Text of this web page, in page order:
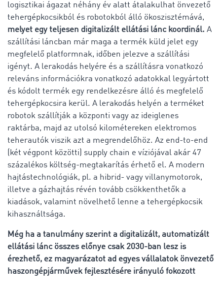
logisztikai ágazat néhány év alatt átalakulhat önvezető
tehergépkocsikból és robotokból álló ökoszisztémává,
melyet egy teljesen digitalizált ellátási lánc koordinál. A
szállítási láncban már maga a termék küld jelet egy
megfelelő platformnak, időben jelezve a szállítási
igényt. A lerakodás helyére és a szállításra vonatkozó
releváns információkra vonatkozó adatokkal legyártott
és kódolt termék egy rendelkezésre álló és megfelelő
tehergépkocsira kerül. A lerakodás helyén a terméket
robotok szállítják a központi vagy az ideiglenes
raktárba, majd az utolsó kilométereken elektromos
teherautók viszik azt a megrendelőhöz. Az end-to-end
(két végpont közötti) supply chain e víziójával akár 47
százalékos költség-megtakarítás érhető el. A modern
hajtástechnológiák, pl. a hibrid- vagy villanymotorok,
illetve a gázhajtás révén tovább csökkenthetők a
kiadások, valamint növelhető lenne a tehergépkocsik
kihasználtsága.
Még ha a tanulmány szerint a digitalizált, automatizált
ellátási lánc összes előnye csak 2030-ban lesz is
érezhető, ez magyarázatot ad egyes vállalatok önvezető
haszongépjárművek fejlesztésére irányuló fokozott